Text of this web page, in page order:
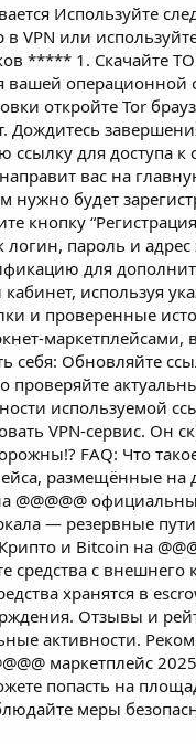
Используйте
в VPN или
***** 1. Скачайте
операционной
откройте Tor
Дождитесь
ссылку для доступа к
вас на
нужно будет
кнопку
пароль и
для
используя
и проверенные
себя: Обновляйте
проверяйте
используемой
VPN-сервис. Он
FAQ: Что
размещённые на
@@@@@
— резервные
и Bitcoin на
средства с
хранятся в
Отзывы и
активности.
маркетплейс
попасть на
меры